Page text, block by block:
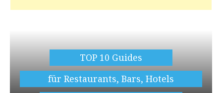
TOP 10 Guides
für Restaurants, Bars, Hotels